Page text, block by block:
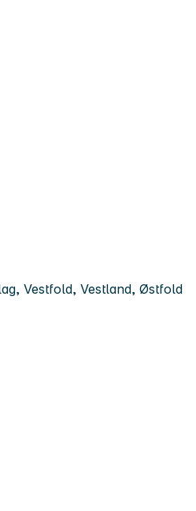
Vestfold, Vestland, Østfold